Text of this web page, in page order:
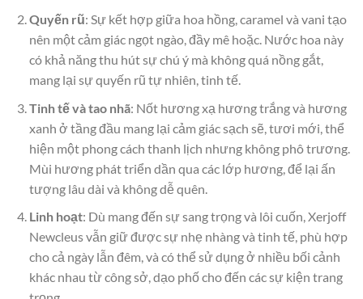
Quyến rũ: Sự kết hợp giữa hoa hồng, caramel và vani tạo
nên một cảm giác ngọt ngào, đầy mê hoặc. Nước hoa này
có khả năng thu hút sự chú ý mà không quá nồng gắt,
mang lại sự quyến rũ tự nhiên, tinh tế.
Tinh tế và tao nhã: Nốt hương xạ hương trắng và hương
xanh ở tầng đầu mang lại cảm giác sạch sẽ, tươi mới, thể
hiện một phong cách thanh lịch nhưng không phô trương.
Mùi hương phát triển dần qua các lớp hương, để lại ấn
tượng lâu dài và không dễ quên.
Linh hoạt: Dù mang đến sự sang trọng và lôi cuốn, Xerjoff
Newcleus vẫn giữ được sự nhẹ nhàng và tinh tế, phù hợp
cho cả ngày lẫn đêm, và có thể sử dụng ở nhiều bối cảnh
khác nhau từ công sở, dạo phố cho đến các sự kiện trang